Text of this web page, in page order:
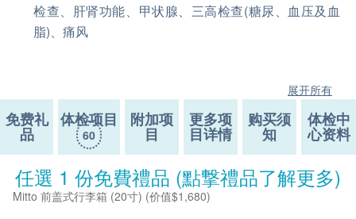
检查、肝肾功能、甲状腺、三高检查(糖尿、血压及血
脂)、痛风
展开所有
免费礼
品
体检项目
60
附加项
目
更多项
目详情
购买须
知
体检中
心资料
任選 1 份免費禮品 (點撃禮品了解更多)
Mitto 前盖式行李箱 (20寸) (价值$1,680)